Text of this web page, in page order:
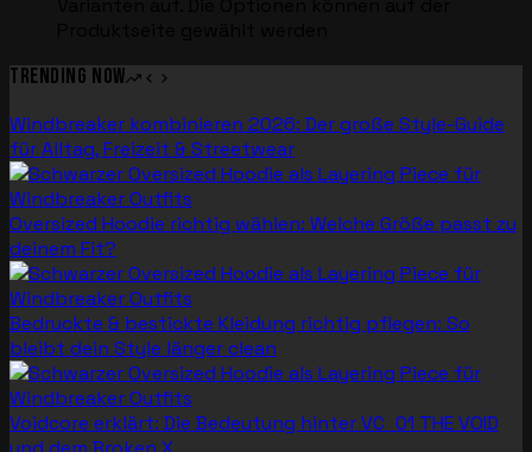
Trending now
Windbreaker kombinieren 2026: Der große Style-Guide
für Alltag, Freizeit & Streetwear
Oversized Hoodie richtig wählen: Welche Größe passt zu
deinem Fit?
Bedruckte & bestickte Kleidung richtig pflegen: So
bleibt dein Style länger clean
Voidcore erklärt: Die Bedeutung hinter VC_01 THE VOID